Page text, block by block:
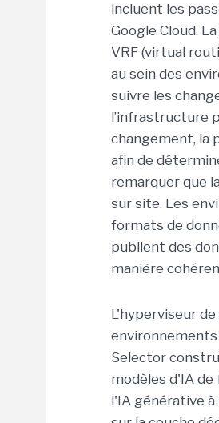
incluent les
Google Cloud.
VRF (virtual
au sein des
suivre les
l’infrastructure
changement, la
afin de
remarquer que
sur site. Les
formats de
publient des
manière
L'hyperviseur
Selector
modèles d'IA
l'IA générative